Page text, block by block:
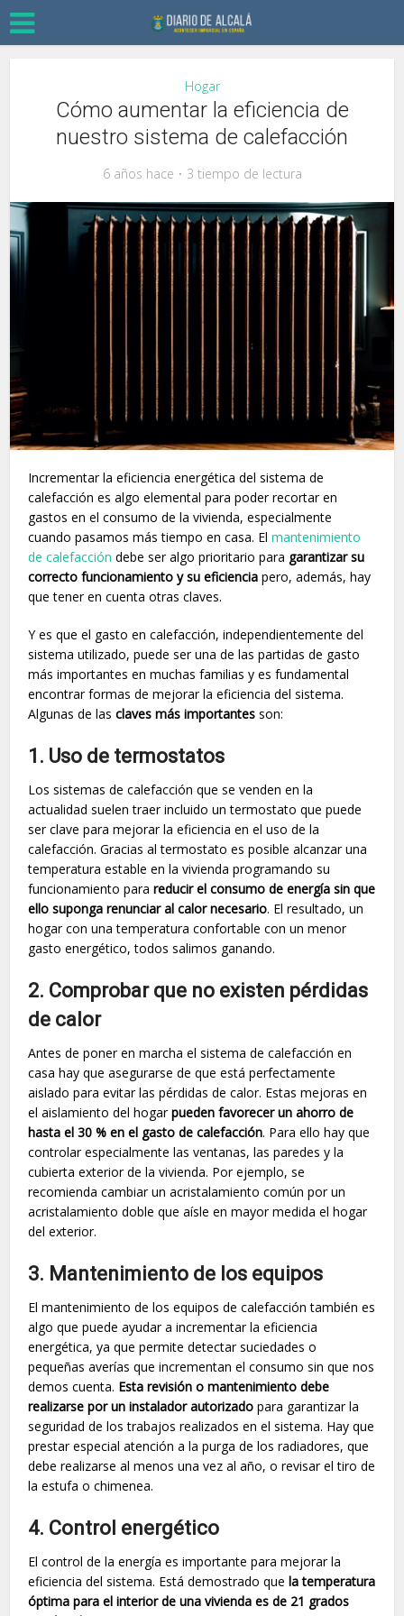
Hogar
Cómo aumentar la eficiencia de
nuestro sistema de calefacción
6 años hace 3 tiempo de lectura
Incrementar la eficiencia energética del sistema de
calefacción es algo elemental para poder recortar en
gastos en el consumo de la vivienda, especialmente
cuando pasamos más tiempo en casa. Elmantenimiento
de calefacción debe ser algo prioritario para garantizar su
correcto funcionamiento y su eficiencia pero, además, hay
que tener en cuenta otras claves.
Y es que el gasto en calefacción, independientemente del
sistema utilizado, puede ser una de las partidas de gasto
más importantes en muchas familias y es fundamental
encontrar formas de mejorar la eficiencia del sistema.
Algunas de lasclaves más importantes son:
1. Uso de termostatos
Los sistemas de calefacción que se venden en la
actualidad suelen traer incluido un termostato que puede
ser clave para mejorar la eficiencia en el uso de la
calefacción. Gracias al termostato es posible alcanzar una
temperatura estable en la vivienda programando su
funcionamiento para reducir el consumo de energía sin que
ello suponga renunciar al calor necesario. El resultado, un
hogar con una temperatura confortable con un menor
gasto energético, todos salimos ganando.
2. Comprobar que no existen pérdidas
de calor
Antes de poner en marcha el sistema de calefacción en
casa hay que asegurarse de que está perfectamente
aislado para evitar las pérdidas de calor. Estas mejoras en
el aislamiento del hogarpueden favorecer un ahorro de
hasta el 30 % en el gasto de calefacción. Para ello hay que
controlar especialmente las ventanas, las paredes y la
cubierta exterior de la vivienda. Por ejemplo, se
recomienda cambiar un acristalamiento común por un
acristalamiento doble que aísle en mayor medida el hogar
del exterior.
3. Mantenimiento de los equipos
El mantenimiento de los equipos de calefacción también es
algo que puede ayudar a incrementar la eficiencia
energética, ya que permite detectar suciedades o
pequeñas averías que incrementan el consumo sin que nos
demos cuenta. Esta revisión o mantenimiento debe
realizarse por un instalador autorizado para garantizar la
seguridad de los trabajos realizados en el sistema. Hay que
prestar especial atención a la purga de los radiadores, que
debe realizarse al menos una vez al año, o revisar el tiro de
la estufa o chimenea.
4. Control energético
El control de la energía es importante para mejorar la
eficiencia del sistema. Está demostrado que la temperatura
óptima para el interior de una vivienda es de 21 grados